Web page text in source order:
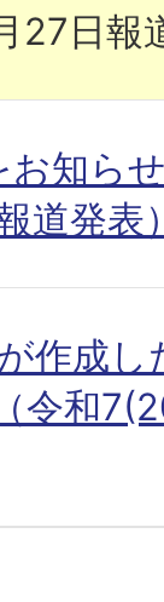
27日報
知ら
道発表
作成し
令和